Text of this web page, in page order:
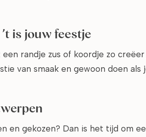
is jouw feestje
een randje zus of koordje zo
van smaak en gewoon doen als
en gekozen? Dan is het tijd om